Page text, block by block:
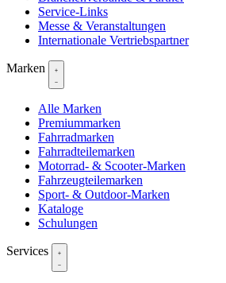
Service-Links
Messe & Veranstaltungen
Internationale Vertriebspartner
Marken
Alle Marken
Premiummarken
Fahrradmarken
Fahrradteilemarken
Motorrad- & Scooter-Marken
Fahrzeugteilemarken
Sport- & Outdoor-Marken
Kataloge
Schulungen
Services